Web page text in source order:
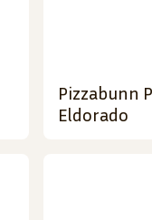
Pizzabunn
Eldorado